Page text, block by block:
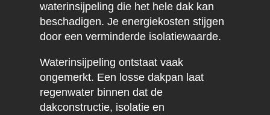
waterinsijpeling die het hele dak kan
beschadigen. Je energiekosten stijgen
door een verminderde isolatiewaarde.
Waterinsijpeling ontstaat vaak
ongemerkt. Een losse dakpan laat
regenwater binnen dat de
dakconstructie, isolatie en